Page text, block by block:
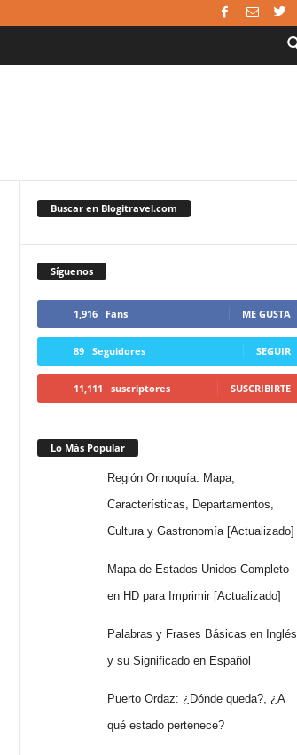
Buscar en Blogitravel.com
Síguenos
1,916 Fans ME GUSTA
89 Seguidores SEGUIR
11,111 suscriptores SUSCRIBIRTE
Lo Más Popular
Región Orinoquía: Mapa,
Características, Departamentos,
Cultura y Gastronomía [Actualizado]
Mapa de Estados Unidos Completo
en HD para Imprimir [Actualizado]
Palabras y Frases Básicas en Inglés
y su Significado en Español
Puerto Ordaz: ¿Dónde queda?, ¿A
qué estado pertenece?